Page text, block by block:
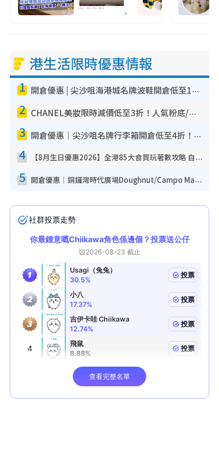
港生活限時優惠情報
1 開倉優惠 | 尖沙咀海港城名牌波鞋開倉低至1折！On鞋$899起／Joy&Peace鞋履$98起
2 CHANEL美妝限時減價低至3折！人氣粉底/唇膏/精華液低至$275！COCO香水都有平
3 開倉優惠｜尖沙咀名牌行李箱開倉低至4折！一連5日 American Tourister/ace./Hallmark $200起！
4 【8月生日優惠2026】全港85大食買玩著數攻略 自助餐/火鍋放題同行免費＋誠品/DONKI送現金券
5 開倉優惠｜銅鑼灣時代廣場Doughnut/Campo Marzio開倉低至1折！背囊、書包、手袋劈價$200起